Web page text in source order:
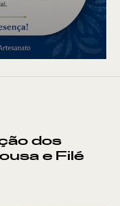
dos
e Filé